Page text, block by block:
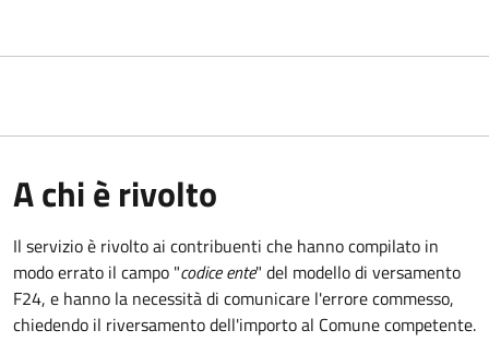
A chi è rivolto
Il servizio è rivolto ai contribuenti che hanno compilato in
modo errato il campo "codice ente" del modello di versamento
F24, e hanno la necessità di comunicare l'errore commesso,
chiedendo il riversamento dell'importo al Comune competente.